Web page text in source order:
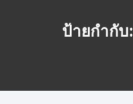
ป้ายกำกับ: